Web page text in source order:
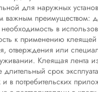
для наружных
важным преимуществом:
необходимость в
к применению
отверждения или
Клеящая лента
длительный срок
в потребительских